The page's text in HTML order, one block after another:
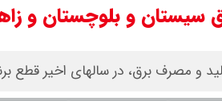
و بلوچستان و زاهدان
و مصرف برق، در سالهای اخیر قطع